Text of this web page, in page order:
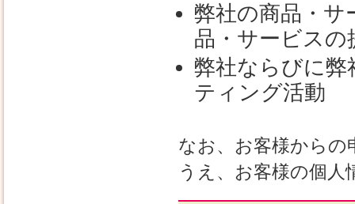
弊社の商品・サ
品・サービス
弊社ならびに弊
ティング活動
なお、お客様からの
うえ、お客様の個人